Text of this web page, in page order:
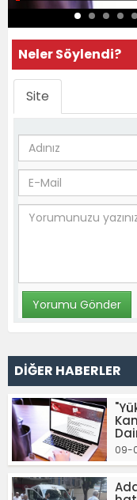
Neler Söylendi?
Site
DİĞER HABERLER
09-